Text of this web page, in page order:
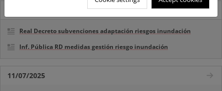
Real Decreto subvenciones adaptación riesgos inundación
Inf. Pública RD medidas gestión riesgo inundación
11/07/2025